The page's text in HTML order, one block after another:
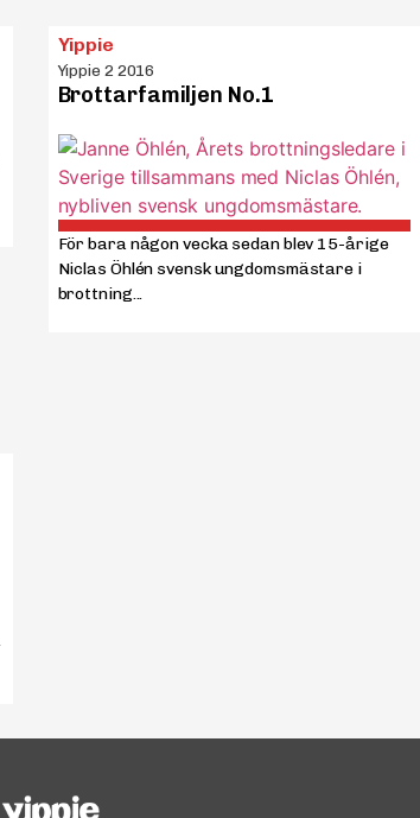
Yippie
Yippie 2 2016
Brottarfamiljen No.1
För bara någon vecka sedan blev 15-årige
Niclas Öhlén svensk ungdomsmästare i
brottning...